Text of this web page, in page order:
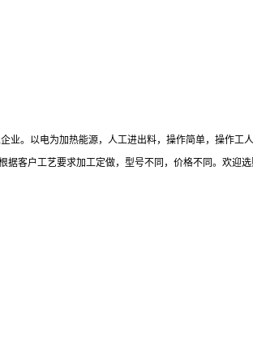
。以电为加热能源，人工进出料，操作简单，操作工
客户工艺要求加工定做，型号不同，价格不同。欢迎选